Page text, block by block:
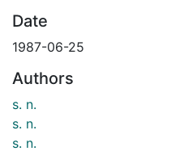
Date
1987-06-25
Authors
s. n.
s. n.
s. n.